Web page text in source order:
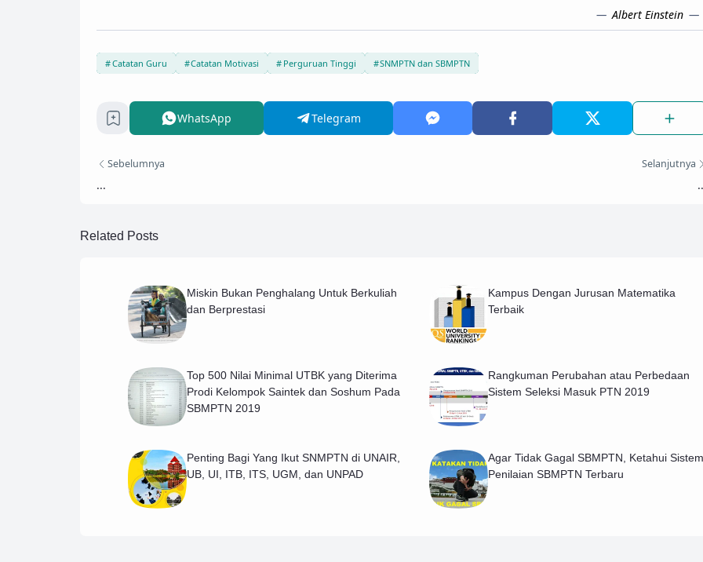
Albert Einstein
Catatan Guru Catatan Motivasi Perguruan Tinggi SNMPTN dan SBMPTN
WhatsApp Telegram
Sebelumnya
...
Selanjutnya
Related Posts
Miskin Bukan Penghalang Untuk Berkuliah
dan Berprestasi
Kampus Dengan Jurusan Matematika
Terbaik
Top 500 Nilai Minimal UTBK yang Diterima
Prodi Kelompok Saintek dan Soshum Pada
SBMPTN 2019
Rangkuman Perubahan atau Perbedaan
Sistem Seleksi Masuk PTN 2019
Penting Bagi Yang Ikut SNMPTN di UNAIR,
UB, UI, ITB, ITS, UGM, dan UNPAD
Agar Tidak Gagal SBMPTN, Ketahui Sistem
Penilaian SBMPTN Terbaru